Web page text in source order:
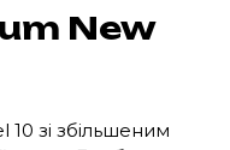
New
зі збільшеним